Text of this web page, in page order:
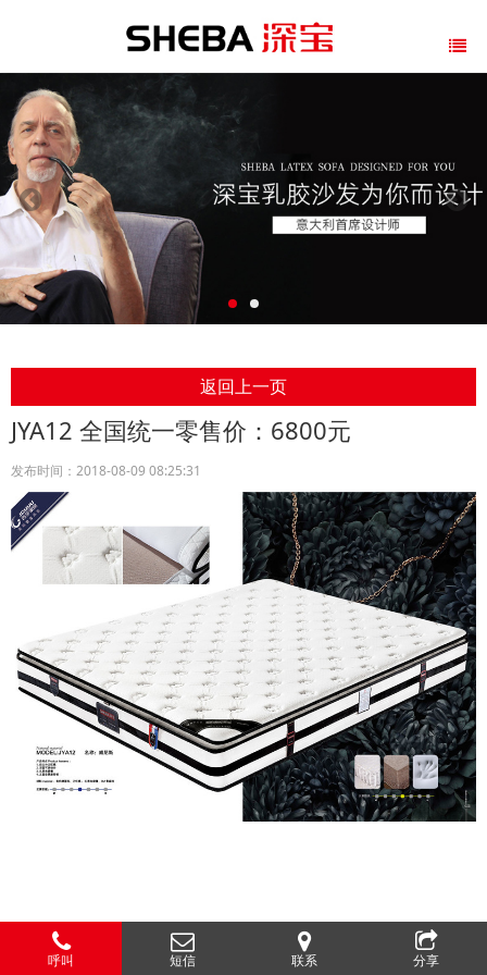
返回上一页
JYA12 全国统一零售价：6800元
发布时间：2018-08-09 08:25:31
呼叫 短信 联系 分享